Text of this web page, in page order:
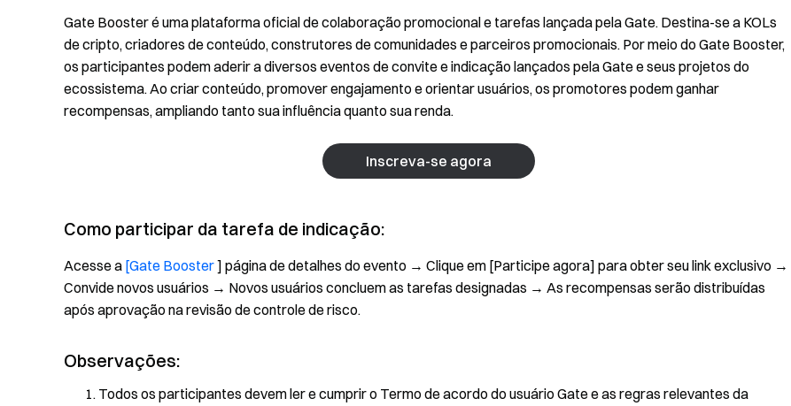
Gate Booster é uma plataforma oficial de colaboração promocional e tarefas lançada pela Gate. Destina-se a KOLs
de cripto, criadores de conteúdo, construtores de comunidades e parceiros promocionais. Por meio do Gate Booster,
os participantes podem aderir a diversos eventos de convite e indicação lançados pela Gate e seus projetos do
ecossistema. Ao criar conteúdo, promover engajamento e orientar usuários, os promotores podem ganhar
recompensas, ampliando tanto sua influência quanto sua renda.
Inscreva-se agora
Como participar da tarefa de indicação:
Acesse a [Gate Booster] página de detalhes do evento → Clique em [Participe agora] para obter seu link exclusivo →
Convide novos usuários → Novos usuários concluem as tarefas designadas → As recompensas serão distribuídas
após aprovação na revisão de controle de risco.
Observações:
Todos os participantes devem ler e cumprir o Termo de acordo do usuário Gate e as regras relevantes da